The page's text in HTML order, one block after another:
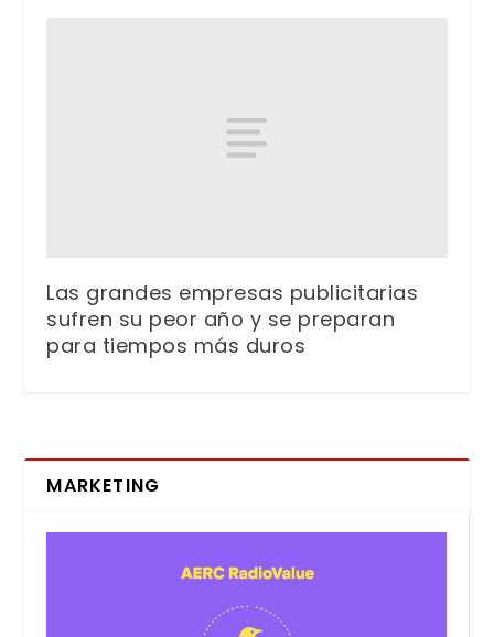
Las grandes empresas publicitarias
sufren su peor año y se preparan
para tiempos más duros
MARKETING